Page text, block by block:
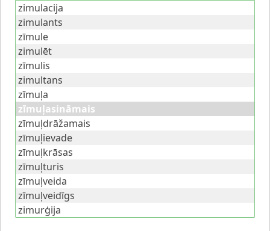
zimulacija
zimulants
zīmule
zimulēt
zīmulis
zimultans
zīmuļa
zīmuļasināmais
zīmuļdrāžamais
zīmuļievade
zīmuļkrāsas
zīmuļturis
zīmuļveida
zīmuļveidīgs
zimurģija